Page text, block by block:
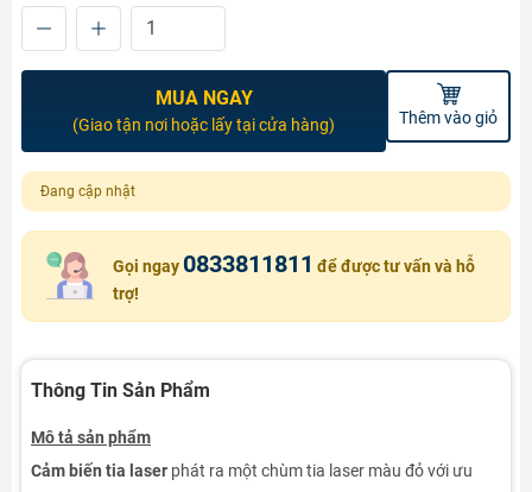
MUA NGAY
(Giao tận nơi hoặc lấy tại cửa hàng) Thêm vào giỏ
Đang cập nhật
Gọi ngay 0833811811 để được tư vấn và hỗ
trợ!
Thông Tin Sản Phẩm
Mô tả sản phẩm
Cảm biến tia laser phát ra một chùm tia laser màu đỏ với ưu